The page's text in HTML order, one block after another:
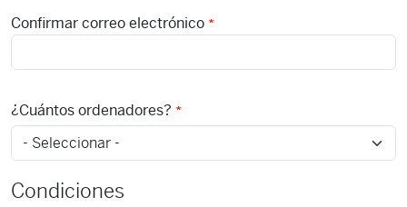
Confirmar correo electrónico
¿Cuántos ordenadores?
Condiciones